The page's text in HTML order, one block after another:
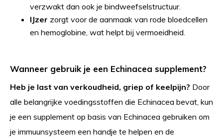
verzwakt dan ook je bindweefselstructuur.
IJzer zorgt voor de aanmaak van rode bloedcellen
en hemoglobine, wat helpt bij vermoeidheid.
Wanneer gebruik je een Echinacea supplement?
Heb je last van verkoudheid, griep of keelpijn? Door
alle belangrijke voedingsstoffen die Echinacea bevat, kun
je een supplement op basis van Echinacea gebruiken om
je immuunsysteem een handje te helpen en de